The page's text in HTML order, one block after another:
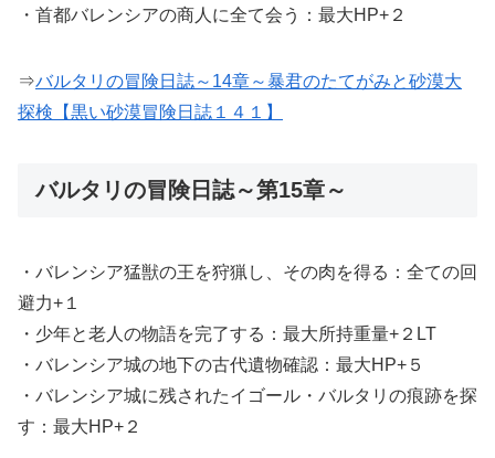
・首都バレンシアの商人に全て会う：最大HP+２
⇒バルタリの冒険日誌～14章～暴君のたてがみと砂漠大
探検【黒い砂漠冒険日誌１４１】
バルタリの冒険日誌～第15章～
・バレンシア猛獣の王を狩猟し、その肉を得る：全ての回
避力+１
・少年と老人の物語を完了する：最大所持重量+２LT
・バレンシア城の地下の古代遺物確認：最大HP+５
・バレンシア城に残されたイゴール・バルタリの痕跡を探
す：最大HP+２